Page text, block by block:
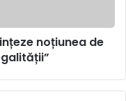
noțiunea de